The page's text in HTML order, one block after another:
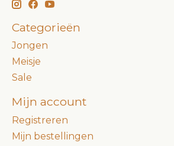
Categorieën
Jongen
Meisje
Sale
Mijn account
Registreren
Mijn bestellingen